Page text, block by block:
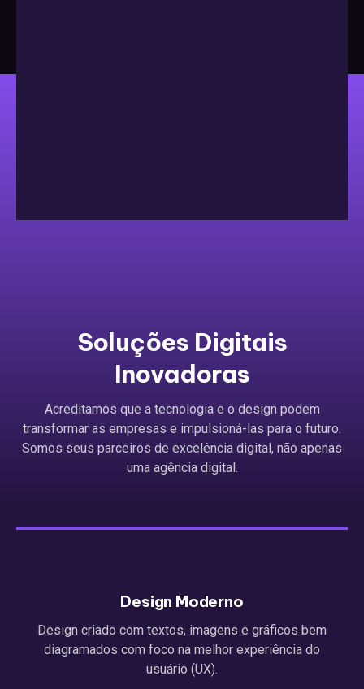
Soluções Digitais
Inovadoras
Acreditamos que a tecnologia e o design podem
transformar as empresas e impulsioná-las para o futuro.
Somos seus parceiros de excelência digital, não apenas
uma agência digital.
Design Moderno
Design criado com textos, imagens e gráficos bem
diagramados com foco na melhor experiência do
usuário (UX).